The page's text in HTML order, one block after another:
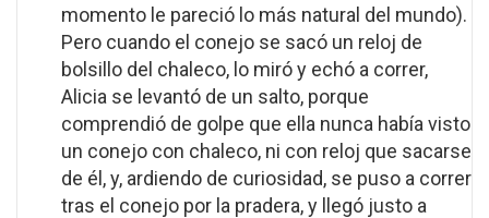
momento le pareció lo más natural del mundo).
Pero cuando el conejo se sacó un reloj de
bolsillo del chaleco, lo miró y echó a correr,
Alicia se levantó de un salto, porque
comprendió de golpe que ella nunca había visto
un conejo con chaleco, ni con reloj que sacarse
de él, y, ardiendo de curiosidad, se puso a correr
tras el conejo por la pradera, y llegó justo a